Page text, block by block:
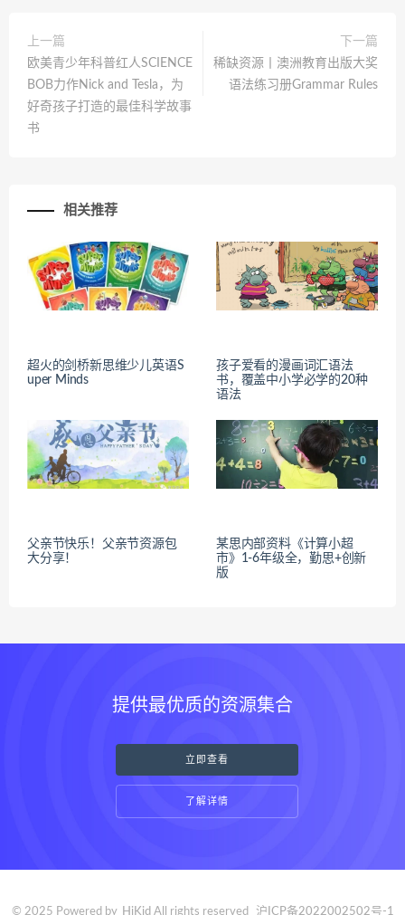
上一篇
欧美青少年科普红人SCIENCE
BOB力作Nick and Tesla，为
好奇孩子打造的最佳科学故事
书
下一篇
稀缺资源丨澳洲教育出版大奖
语法练习册Grammar Rules
相关推荐
超火的剑桥新思维少儿英语S
uper Minds
孩子爱看的漫画词汇语法
书，覆盖中小学必学的20种
语法
父亲节快乐！父亲节资源包
大分享！
某思内部资料《计算小超
市》1-6年级全，勤思+创新
版
提供最优质的资源集合
立即查看
了解详情
© 2025 Powered by HiKid All rights reserved 沪ICP备2022002502号-1